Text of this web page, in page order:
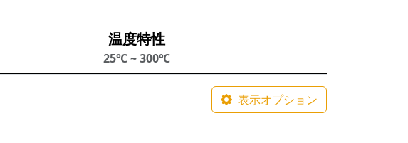
温度特性
25℃ ~ 300℃
表示オプション